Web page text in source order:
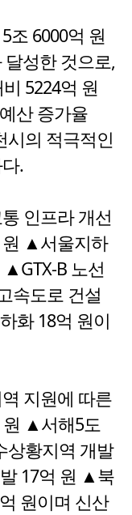
조 6000억 원
달성한 것으로,
5224억 원
산 증가율
시의 적극적인
.
인프라 개선
원 ▲서울지하
B 노선
속도로 건설
화 18억 원이
지원에 따른
원 ▲서해5도
상황지역 개발
17억 원 ▲북
원이며 신산